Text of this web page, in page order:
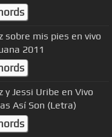
sobre mis pies en vivo
2011
y Jessi Uribe en Vivo
Así Son (Letra)